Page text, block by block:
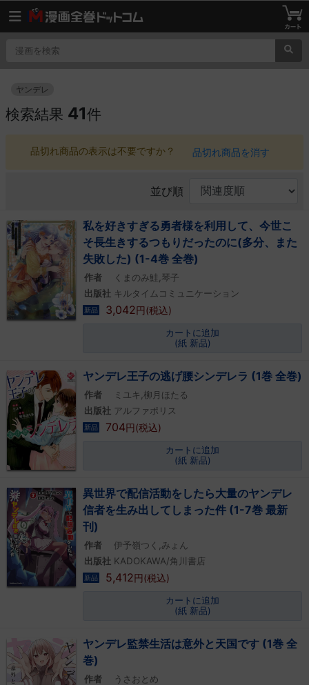
ヤンデレ
検索結果 41件
品切れ商品の表示は不要ですか？ 品切れ商品を消す
並び順
私を好きすぎる勇者様を利用して、今世こ
そ長生きするつもりだったのに(多分、また
失敗した) (1-4巻 全巻)
作者
くまのみ鮭,琴子
出版社 キルタイムコミュニケーション
新品 3,042円(税込)
カートに追加
(紙 新品)
ヤンデレ王子の逃げ腰シンデレラ (1巻 全巻)
作者
ミユキ,柳月ほたる
出版社 アルファポリス
新品 704円(税込)
カートに追加
(紙 新品)
異世界で配信活動をしたら大量のヤンデレ
信者を生み出してしまった件 (1-7巻 最新
刊)
作者
伊予嶺つく,みょん
出版社 KADOKAWA/角川書店
新品 5,412円(税込)
カートに追加
(紙 新品)
ヤンデレ監禁生活は意外と天国です (1巻 全
巻)
作者
うさおとめ